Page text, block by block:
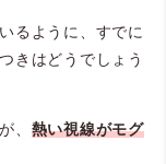
るように、すでに
きはどうでしょう
、 熱い視線がモグ